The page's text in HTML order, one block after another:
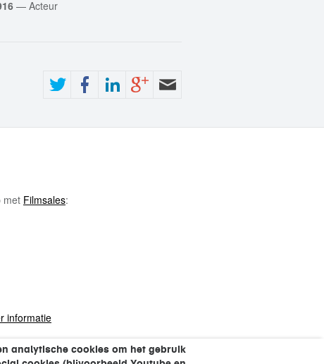
analytische cookies om het gebruik
— Acteur
met Filmsales:
informatie